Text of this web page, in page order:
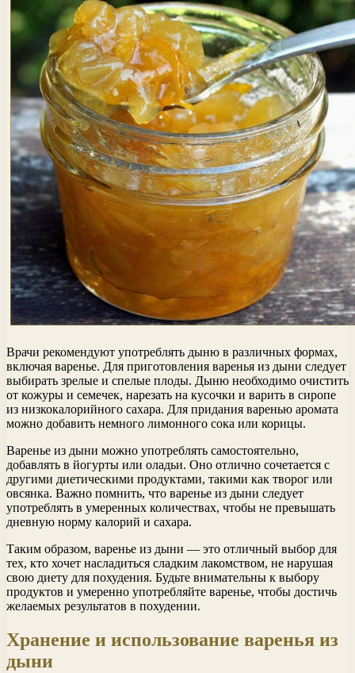
Врачи рекомендуют употреблять дыню в различных формах,
включая варенье. Для приготовления варенья из дыни следует
выбирать зрелые и спелые плоды. Дыню необходимо очистить
от кожуры и семечек, нарезать на кусочки и варить в сиропе
из низкокалорийного сахара. Для придания варенью аромата
можно добавить немного лимонного сока или корицы.
Варенье из дыни можно употреблять самостоятельно,
добавлять в йогурты или оладьи. Оно отлично сочетается с
другими диетическими продуктами, такими как творог или
овсянка. Важно помнить, что варенье из дыни следует
употреблять в умеренных количествах, чтобы не превышать
дневную норму калорий и сахара.
Таким образом, варенье из дыни — это отличный выбор для
тех, кто хочет насладиться сладким лакомством, не нарушая
свою диету для похудения. Будьте внимательны к выбору
продуктов и умеренно употребляйте варенье, чтобы достичь
желаемых результатов в похудении.
Хранение и использование варенья из
дыни